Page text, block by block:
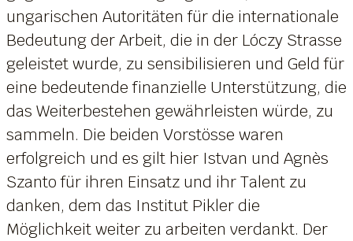
ungarischen Autoritäten für die internationale
Bedeutung der Arbeit, die in der Lóczy Strasse
geleistet wurde, zu sensibilisieren und Geld für
eine bedeutende finanzielle Unterstützung, die
das Weiterbestehen gewährleisten würde, zu
sammeln. Die beiden Vorstösse waren
erfolgreich und es gilt hier Istvan und Agnès
Szanto für ihren Einsatz und ihr Talent zu
danken, dem das Institut Pikler die
Möglichkeit weiter zu arbeiten verdankt. Der